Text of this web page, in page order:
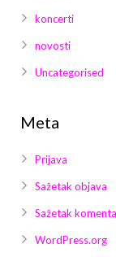
koncerti
novosti
Uncategorised
Meta
Prijava
Sažetak objava
Sažetak
WordPress.org